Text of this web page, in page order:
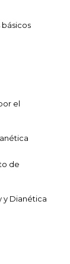
el
de
y Dianética